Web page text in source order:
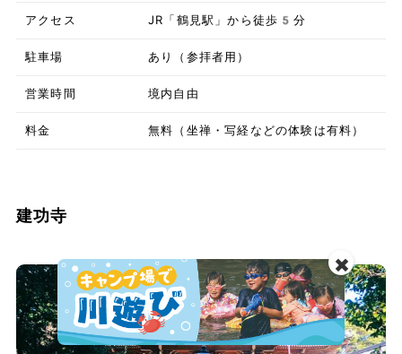
アクセス JR「鶴見駅」から徒歩5分
駐車場 あり（参拝者用）
営業時間 境内自由
料金 無料（坐禅・写経などの体験は有料）
建功寺
✖️